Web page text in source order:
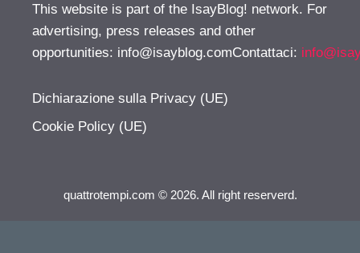
This website is part of the IsayBlog! network. For
advertising, press releases and other
opportunities: info@isayblog.comContattaci:
Dichiarazione sulla Privacy (UE)
Cookie Policy (UE)
quattrotempi.com © 2026. All right reserverd.